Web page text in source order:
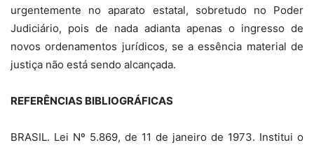
urgentemente no aparato estatal, sobretudo no Poder
Judiciário, pois de nada adianta apenas o ingresso de
novos ordenamentos jurídicos, se a essência material de
justiça não está sendo alcançada.
REFERÊNCIAS BIBLIOGRÁFICAS
BRASIL. Lei Nº 5.869, de 11 de janeiro de 1973. Institui o